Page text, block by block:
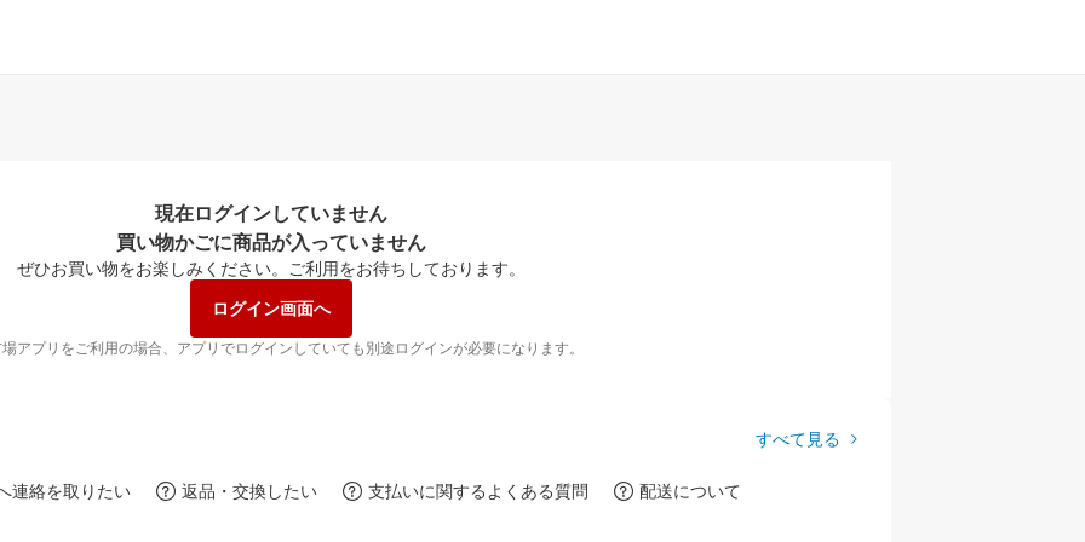
現在ログインしていません
買い物かごに商品が入っていません
ぜひお買い物をお楽しみください。 ご利用をお待ちしております。
ログイン画面へ
アプリをご利用の場合、アプリでログインしていても別途ログインが必要になります。
すべて見る
連絡を取りたい 返品・交換したい 支払いに関するよくある質問 配送について